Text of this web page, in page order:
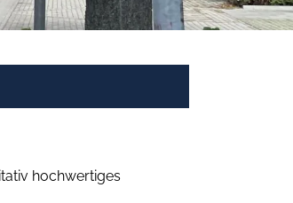
hochwertiges